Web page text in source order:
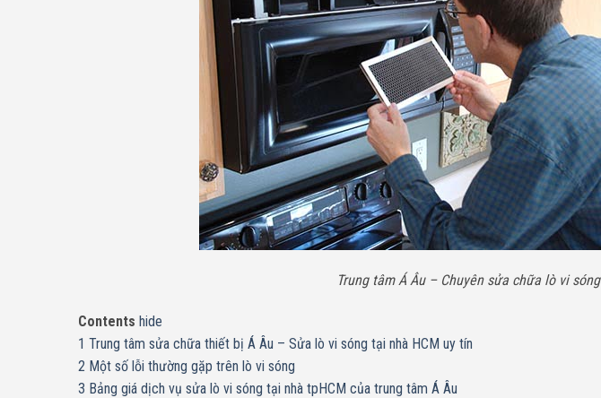
Trung tâm Á Âu – Chuyên sửa chữa lò vi sóng
Contents hide
1 Trung tâm sửa chữa thiết bị Á Âu – Sửa lò vi sóng tại nhà HCM uy tín
2 Một số lỗi thường gặp trên lò vi sóng
3 Bảng giá dịch vụ sửa lò vi sóng tại nhà tpHCM của trung tâm Á Âu